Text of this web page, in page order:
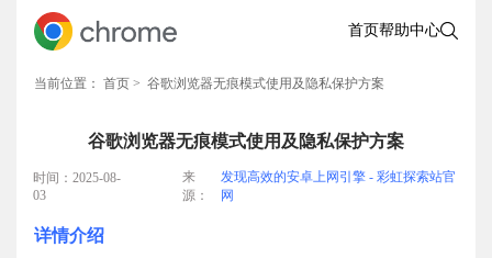
首页帮助中心
当前位置： 首页 > 谷歌浏览器无痕模式使用及隐私保护方案
谷歌浏览器无痕模式使用及隐私保护方案
时间：2025-08-
03
来
源：
发现高效的安卓上网引擎 - 彩虹探索站官
网
详情介绍